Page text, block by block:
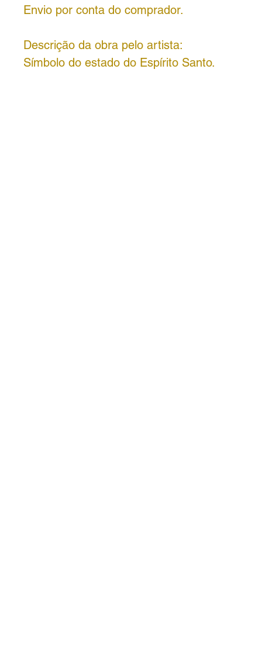
Envio por conta do comprador.
Descrição da obra pelo artista:
Símbolo do estado do Espírito Santo.